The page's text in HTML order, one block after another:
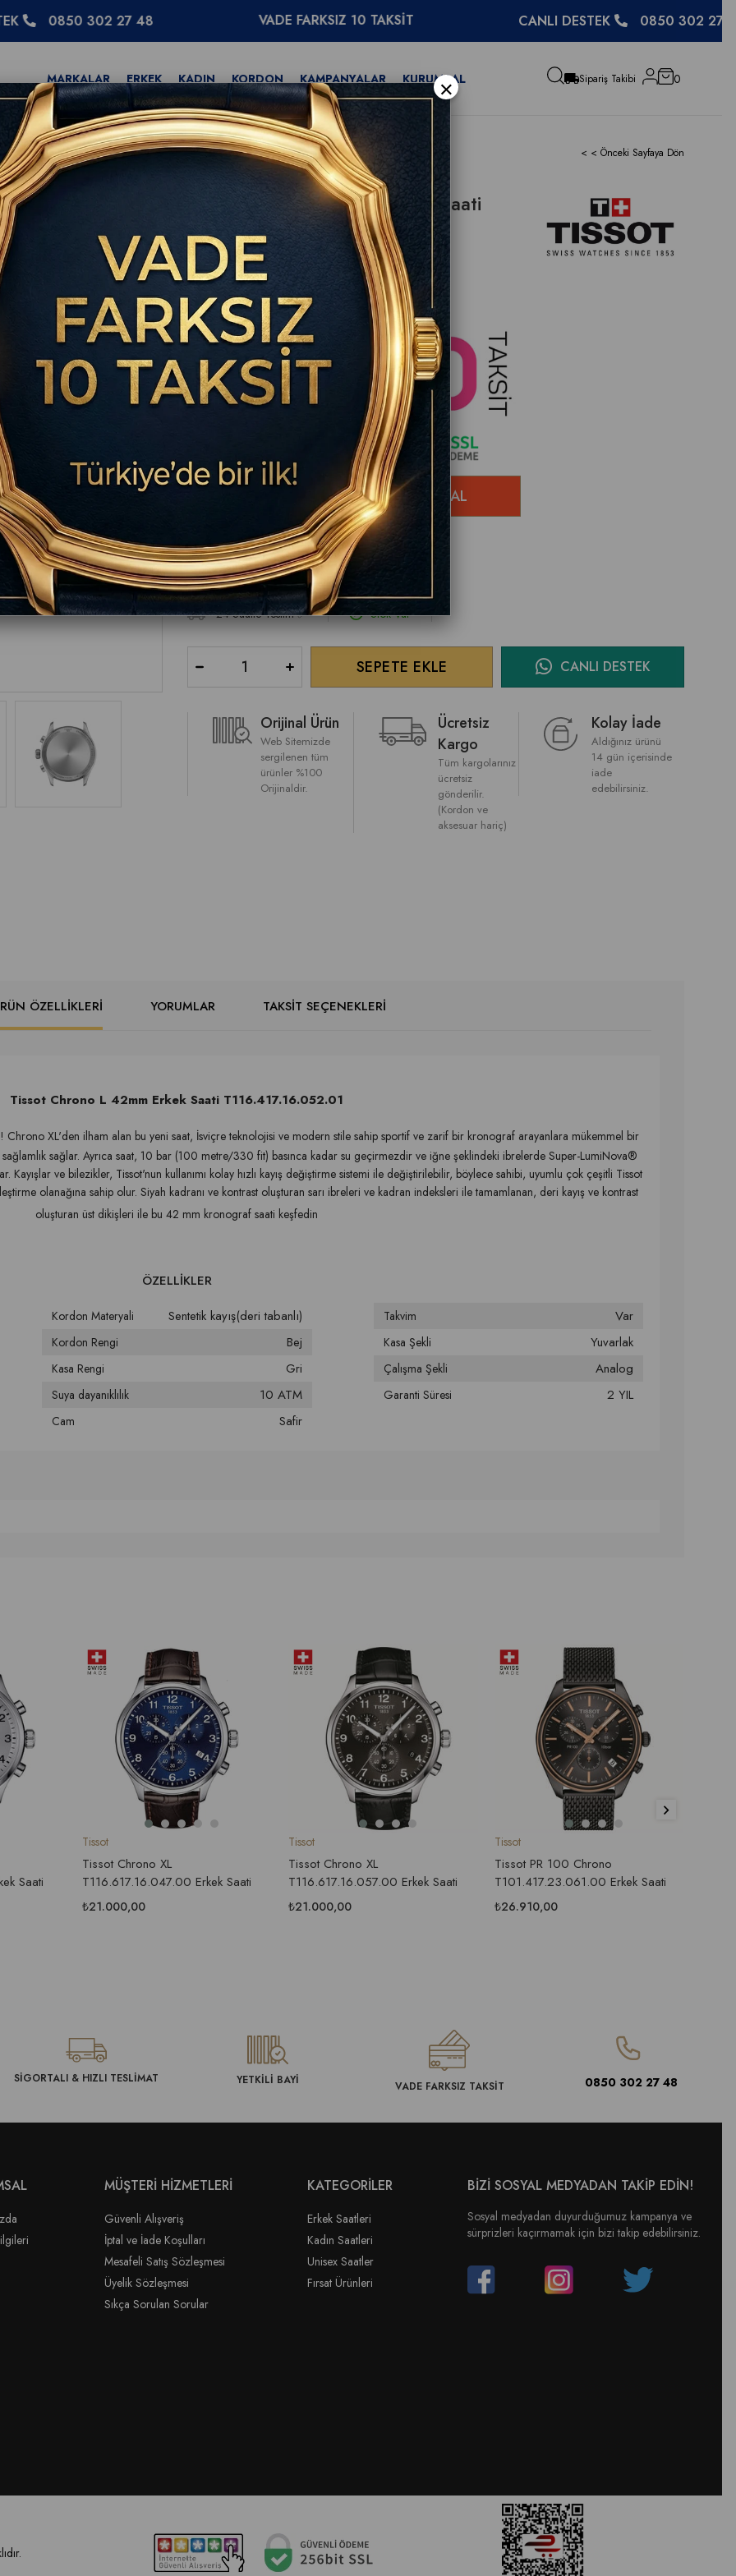
302 27 48 VADE FARKSIZ 10 TAKSİT CANLI DESTEK 0850 302 27 48
MARKALAR ERKEK KADIN KORDON KAMPANYALAR KURUMSAL Sipariş Takibi 0
Saati T116.417.16.052.01 < < Önceki Sayfaya Dön
ÜRÜN
Tissot Chrono L 42mm Erkek Saati
T116.417.16.052.01
(0)
WhatsAppTıkla Sor
Tissot Resmi Bayi Doğrulama içintıklayın
₺21.000,00
BU ÜRÜNDE TESLİM SÜRESİ 7-14 İŞ GÜNDÜR !
İletişim: 0850 302 27 48
24 Saatte Teslim ✅ Stok Var
CANLI DESTEK
Orijinal Ürün
Web Sitemizde
sergilenen tüm
ürünler %100
Orijinaldir.
Ücretsiz
Kargo
Tüm kargolarınız
ücretsiz
gönderilir.
(Kordon ve
aksesuar hariç)
Kolay İade
Aldığınız ürünü
14 gün içerisinde
iade
edebilirsiniz.
ÖZELLIKLERI YORUMLAR TAKSIT SEÇENEKLERI
Tissot Chrono L 42mm Erkek Saati T116.417.16.052.01
Chrono XL'den ilham alan bu yeni saat, İsviçre teknolojisi ve modern stile sahip sportif ve zarif bir kronograf arayanlara mükemmel bir
sağlar. Ayrıca saat, 10 bar (100 metre/330 fit) basınca kadar su geçirmezdir ve iğne şeklindeki ibrelerde Super-LumiNova®
Kayışlar ve bilezikler, Tissot'nun kullanımı kolay hızlı kayış değiştirme sistemi ile değiştirilebilir, böylece sahibi, uyumlu çok çeşitli Tissot
olanağına sahip olur. Siyah kadranı ve kontrast oluşturan sarı ibreleri ve kadran indeksleri ile tamamlanan, deri kayış ve kontrast
oluşturan üst dikişleri ile bu 42 mm kronograf saati keşfedin
Kordon Materyali Sentetik kayış(deri tabanlı)
Kordon Rengi Bej
Kasa Rengi Gri
Suya dayanıklılık 10 ATM
Cam Safir
Takvim Var
Kasa Şekli Yuvarlak
Çalışma Şekli Analog
Garanti Süresi 2 YIL
Saati
Tissot
Tissot Chrono XL
T116.617.16.047.00 Erkek Saati
₺21.000,00
Tissot
Tissot Chrono XL
T116.617.16.057.00 Erkek Saati
₺21.000,00
Tissot
Tissot PR 100 Chrono
T101.417.23.061.00 Erkek Saati
₺26.910,00
SİGORTALI & HIZLI TESLİMAT YETKİLİ BAYİ VADE FARKSIZ TAKSİT 0850 302 27 48
MÜŞTERİ HİZMETLERİ
Güvenli Alışveriş
İptal ve İade Koşulları
Mesafeli Satış Sözleşmesi
Üyelik Sözleşmesi
Sıkça Sorulan Sorular
KATEGORİLER
Erkek Saatleri
Kadın Saatleri
Unisex Saatler
Fırsat Ürünleri
BİZİ SOSYAL MEDYADAN TAKİP EDİN!
Sosyal medyadan duyurduğumuz kampanya ve
sürprizleri kaçırmamak için bizi takip edebilirsiniz.
×